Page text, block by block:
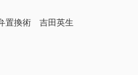
置換術 吉田英生